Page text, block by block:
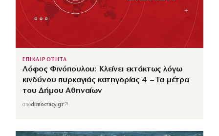
ΕΠΙΚΑΙΡΟΤΗΤΑ
Λόφος Φινόπουλου: Κλείνει εκτάκτως λόγω
κινδύνου πυρκαγιάς κατηγορίας 4 – Τα μέτρα
του Δήμου Αθηναίων
απόdimocracy.gr↗